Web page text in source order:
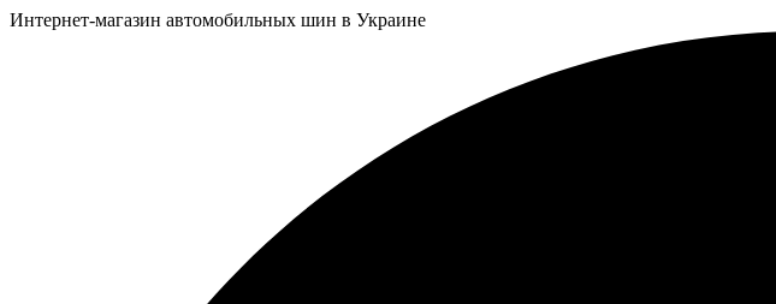
Интернет-магазин автомобильных шин в Украине